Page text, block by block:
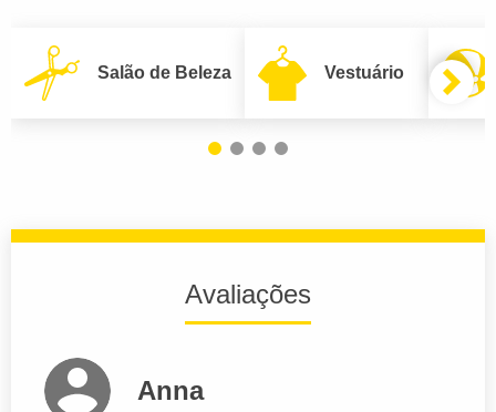
Salão de Beleza Vestuário
Avaliações
Anna